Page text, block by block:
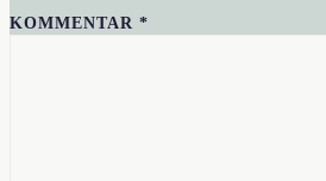
KOMMENTAR*